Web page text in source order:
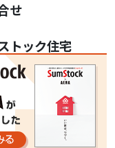
せ
トック住宅
議会について
報保護方針
the Promotion of High-